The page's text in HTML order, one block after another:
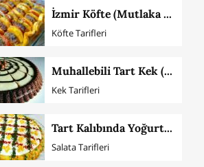
İzmir Köfte (Mutlaka Deneyin)
Köfte Tarifleri
Muhallebili Tart Kek (Püf Noktaları İle)
Kek Tarifleri
Tart Kalıbında Yoğurtlu Patates Salatası
Salata Tarifleri